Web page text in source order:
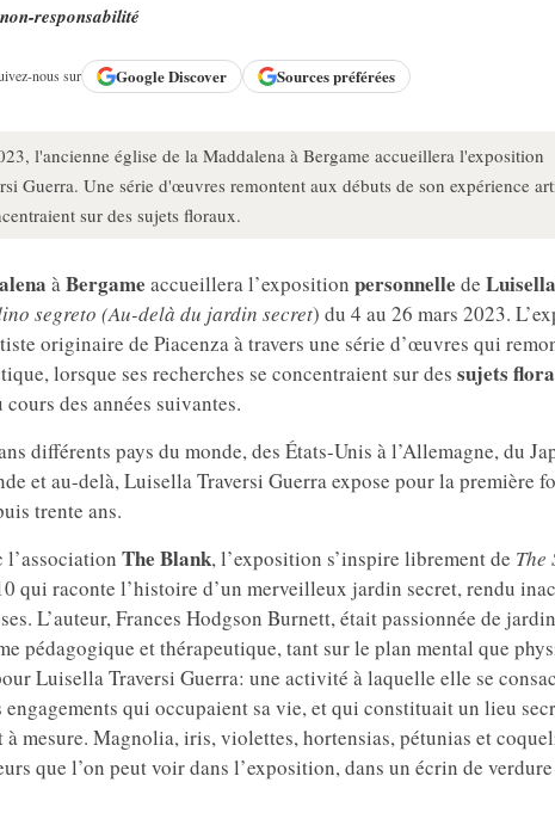
responsabilité
nous sur GoogleDiscover Sources préférées
l'ancienne église de la Maddalena à Bergame accueillera l'exposition
Guerra. Une série d'œuvres remontent aux débuts de son expérience
sur des sujets floraux.
àBergame accueillera l’exposition personnelle de
segreto (Au-delà du jardin secret) du 4 au 26 mars 2023.
originaire de Piacenza à travers une série d’œuvres qui
lorsque ses recherches se concentraient sur des sujets
des années suivantes.
différents pays du monde, des États-Unis à l’Allemagne, du
et au-delà, Luisella Traversi Guerra expose pour la première
trente ans.
l’association The Blank, l’exposition s’inspire librement de The
qui raconte l’histoire d’un merveilleux jardin secret, rendu
L’auteur, Frances Hodgson Burnett, était passionnée de
pédagogique et thérapeutique, tant sur le plan mental que
Luisella Traversi Guerra: une activité à laquelle elle se
qui occupaient sa vie, et qui constituait un lieu
mesure. Magnolia, iris, violettes, hortensias, pétunias et
que l’on peut voir dans l’exposition, dans un écrin de